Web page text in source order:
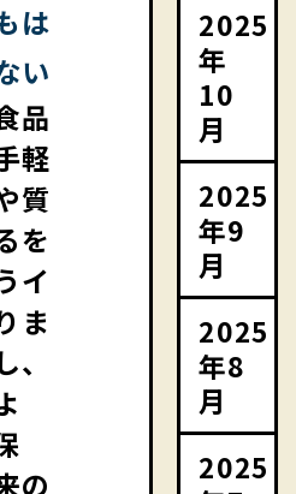
は
い
品
軽
質
を
イ
ま
の
2025
年
10
月
2025
年9
月
2025
年8
月
2025